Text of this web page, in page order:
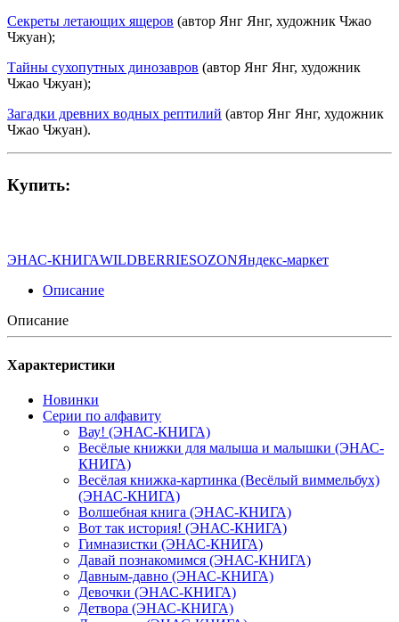
Секреты летающих ящеров (автор Янг Янг, художник Чжао
Чжуан);
Тайны сухопутных динозавров (автор Янг Янг, художник
Чжао Чжуан);
Загадки древних водных рептилий (автор Янг Янг, художник
Чжао Чжуан).
Купить:
ЭНАС-КНИГАWILDBERRIESOZONЯндекс-маркет
Описание
Описание
Характеристики
Новинки
Серии по алфавиту
Вау! (ЭНАС-КНИГА)
Весёлые книжки для малыша и малышки (ЭНАС-
КНИГА)
Весёлая книжка-картинка (Весёлый виммельбух)
(ЭНАС-КНИГА)
Волшебная книга (ЭНАС-КНИГА)
Вот так история! (ЭНАС-КНИГА)
Гимназистки (ЭНАС-КНИГА)
Давай познакомимся (ЭНАС-КНИГА)
Давным-давно (ЭНАС-КНИГА)
Девочки (ЭНАС-КНИГА)
Детвора (ЭНАС-КНИГА)